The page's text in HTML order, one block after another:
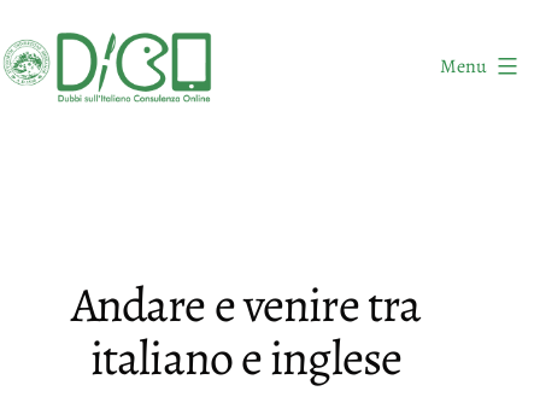
al
contenuto
Menu
Andare e venire tra
italiano e inglese